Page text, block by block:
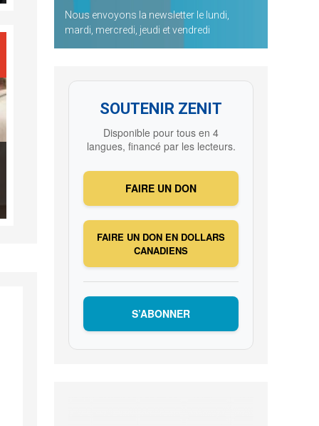
Nous envoyons la newsletter le lundi,
mardi, mercredi, jeudi et vendredi
SOUTENIR ZENIT
Disponible pour tous en 4
langues, financé par les lecteurs.
FAIRE UN DON
FAIRE UN DON EN DOLLARS
CANADIENS
S’ABONNER